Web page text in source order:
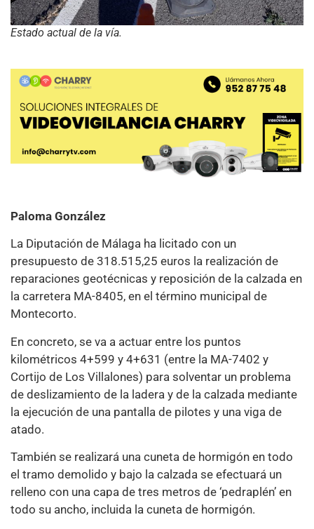
Estado actual de la vía.
Paloma González
La Diputación de Málaga ha licitado con un
presupuesto de 318.515,25 euros la realización de
reparaciones geotécnicas y reposición de la calzada en
la carretera MA-8405, en el término municipal de
Montecorto.
En concreto, se va a actuar entre los puntos
kilométricos 4+599 y 4+631 (entre la MA-7402 y
Cortijo de Los Villalones) para solventar un problema
de deslizamiento de la ladera y de la calzada mediante
la ejecución de una pantalla de pilotes y una viga de
atado.
También se realizará una cuneta de hormigón en todo
el tramo demolido y bajo la calzada se efectuará un
relleno con una capa de tres metros de ‘pedraplén’ en
todo su ancho, incluida la cuneta de hormigón.